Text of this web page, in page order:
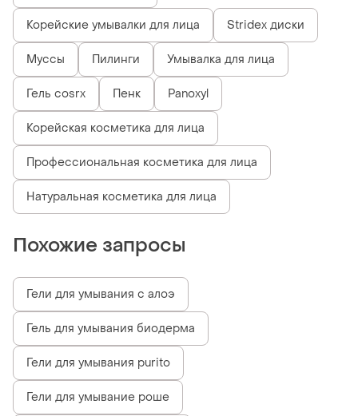
Корейские умывалки для лица Stridex диски
Муссы Пилинги Умывалка для лица
Гель cosrx Пенк Panoxyl
Корейская косметика для лица
Профессиональная косметика для лица
Натуральная косметика для лица
Похожие запросы
Гели для умывания с алоэ
Гель для умывания биодерма
Гели для умывания purito
Гели для умывание роше